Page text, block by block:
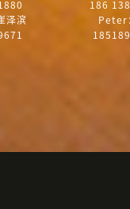
泽滨
186
Peter